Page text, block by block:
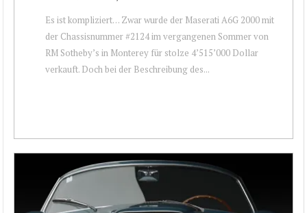
Es ist kompliziert… Zwar wurde der Maserati A6G 2000 mit
der Chassisnummer #2124 im vergangenen Sommer von
RM Sotheby’s in Monterey für stolze 4’515’000 Dollar
verkauft. Doch bei der Beschreibung des...